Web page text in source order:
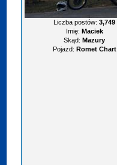
Liczba postów:3,749
Imię: Maciek
Skąd: Mazury
Pojazd: Romet Chart